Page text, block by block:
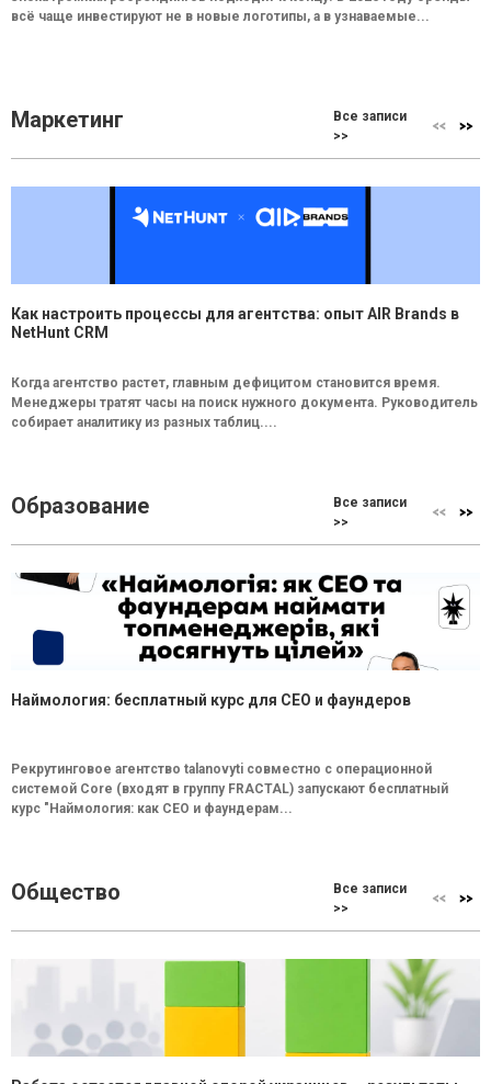
всё чаще инвестируют не в новые логотипы, а в узнаваемые...
Маркетинг
Все записи
>>
Как настроить процессы для агентства: опыт AIR Brands в
NetHunt CRM
Когда агентство растет, главным дефицитом становится время.
Менеджеры тратят часы на поиск нужного документа. Руководитель
собирает аналитику из разных таблиц....
Образование
Все записи
>>
Наймология: бесплатный курс для CEO и фаундеров
Рекрутинговое агентство talanovyti совместно с операционной
системой Core (входят в группу FRACTAL) запускают бесплатный
курс "Наймология: как СEO и фаундерам...
Общество
Все записи
>>